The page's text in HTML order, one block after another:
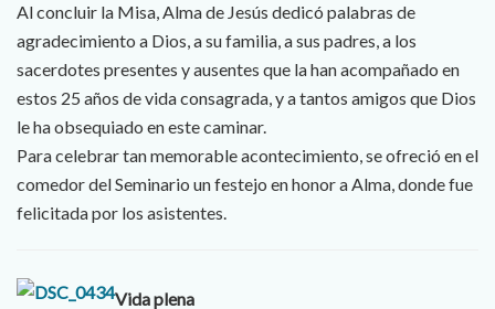
Al concluir la Misa, Alma de Jesús dedicó palabras de
agradecimiento a Dios, a su familia, a sus padres, a los
sacerdotes presentes y ausentes que la han acompañado en
estos 25 años de vida consagrada, y a tantos amigos que Dios
le ha obsequiado en este caminar.
Para celebrar tan memorable acontecimiento, se ofreció en el
comedor del Seminario un festejo en honor a Alma, donde fue
felicitada por los asistentes.
Vida plena